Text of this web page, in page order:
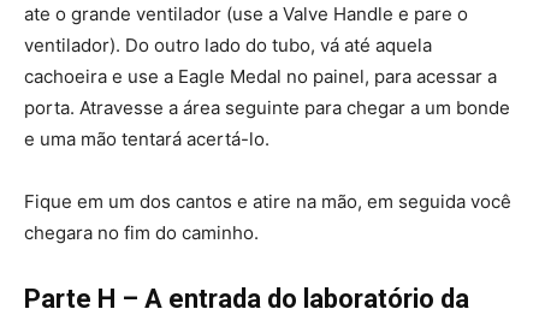
ate o grande ventilador (use a Valve Handle e pare o
ventilador). Do outro lado do tubo, vá até aquela
cachoeira e use a Eagle Medal no painel, para acessar a
porta. Atravesse a área seguinte para chegar a um bonde
e uma mão tentará acertá-lo.
Fique em um dos cantos e atire na mão, em seguida você
chegara no fim do caminho.
Parte H – A entrada do laboratório da